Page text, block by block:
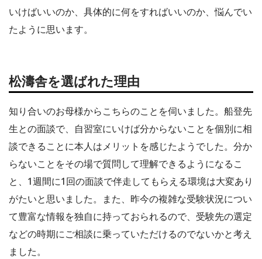
いけばいいのか、具体的に何をすればいいのか、悩んでい
たように思います。
松濤舎を選ばれた理由
知り合いのお母様からこちらのことを伺いました。船登先
生との面談で、自習室にいけば分からないことを個別に相
談できることに本人はメリットを感じたようでした。分か
らないことをその場で質問して理解できるようになるこ
と、1週間に1回の面談で伴走してもらえる環境は大変あり
がたいと思いました。また、昨今の複雑な受験状況につい
て豊富な情報を独自に持っておられるので、受験先の選定
などの時期にご相談に乗っていただけるのでないかと考え
ました。